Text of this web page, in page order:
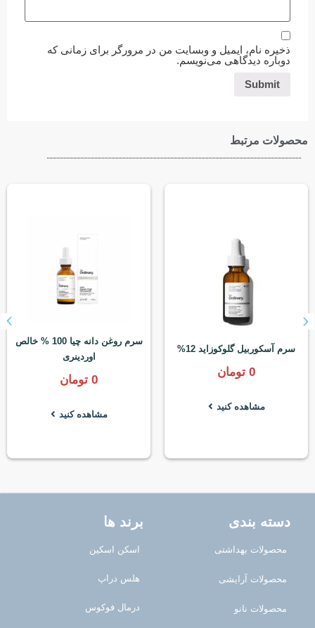
ذخیره نام، ایمیل و وبسایت من در مرورگر برای زمانی که
دوباره دیدگاهی می‌نویسم.
محصولات مرتبط
سرم آسکوربیل گلوکوزاید 12%
0 تومان
مشاهده کنید
سرم روغن دانه چیا 100 % خالص
اوردینری
0 تومان
مشاهده کنید
دسته بندی
محصولات بهداشتی
محصولات آرایشی
محصولات نانو
برند ها
اسکن اسکین
هلس دراپ
درمال فوکوس